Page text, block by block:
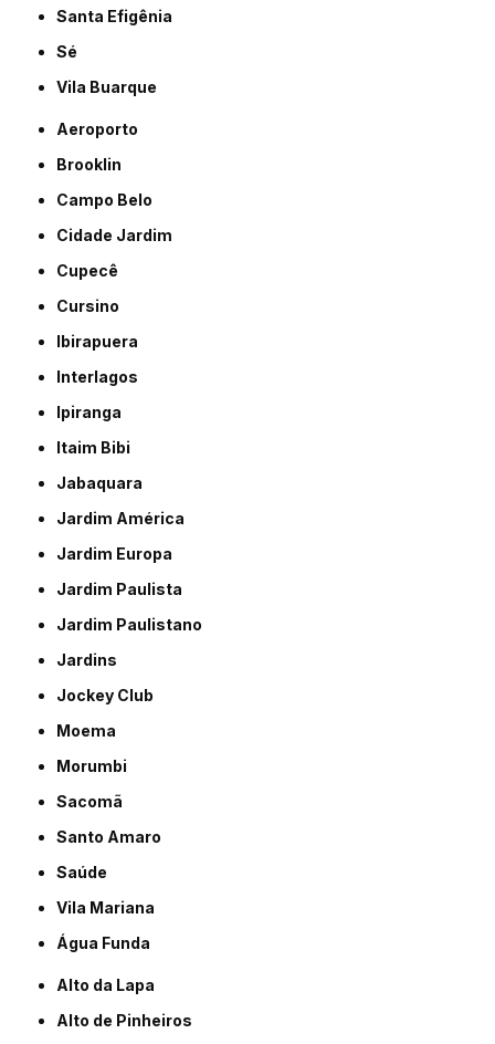
Santa Efigênia
Sé
Vila Buarque
Aeroporto
Brooklin
Campo Belo
Cidade Jardim
Cupecê
Cursino
Ibirapuera
Interlagos
Ipiranga
Itaim Bibi
Jabaquara
Jardim América
Jardim Europa
Jardim Paulista
Jardim Paulistano
Jardins
Jockey Club
Moema
Morumbi
Sacomã
Santo Amaro
Saúde
Vila Mariana
Água Funda
Alto da Lapa
Alto de Pinheiros